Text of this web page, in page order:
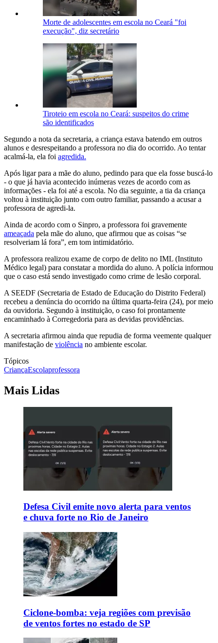
Morte de adolescentes em escola no Ceará "foi
execução", diz secretário
Tiroteio em escola no Ceará: suspeitos do crime
são identificados
Segundo a nota da secretaria, a criança estava batendo em outros
alunos e desrespeitando a professora no dia do ocorrido. Ao tentar
acalmá-la, ela foi agredida.
Após ligar para a mãe do aluno, pedindo para que ela fosse buscá-lo
- o que já havia acontecido inúmeras vezes de acordo com as
informações - ela foi até a escola. No dia seguinte, a tia da criança
voltou à instituição junto com outro familiar, passando a acusar a
professora de agredi-la.
Ainda de acordo com o Sinpro, a professora foi gravemente
ameaçada pela mãe do aluno, que afirmou que as coisas “se
resolveriam lá fora”, em tom intimidatório.
A professora realizou exame de corpo de delito no IML (Instituto
Médico legal) para constatar a mordida do aluno. A polícia informou
que o caso está sendo investigado como crime de lesão corporal.
A SEEDF (Secretaria de Estado de Educação do Distrito Federal)
recebeu a denúncia do ocorrido na última quarta-feira (24), por meio
da ouvidoria. Segundo à instituição, o caso foi prontamente
encaminhado à Corregedoria para as devidas providências.
A secretaria afirmou ainda que repudia de forma veemente qualquer
manifestação de violência no ambiente escolar.
Tópicos
CriançaEscolaprofessora
Mais Lidas
Defesa Civil emite novo alerta para ventos
e chuva forte no Rio de Janeiro
Ciclone-bomba: veja regiões com previsão
de ventos fortes no estado de SP